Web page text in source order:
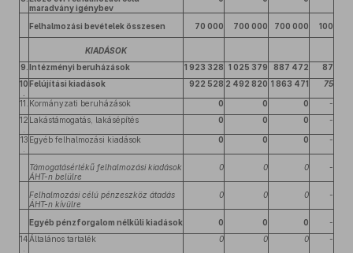
maradvány igénybev
Felhalmozási bevételek összesen 70 000 700 000 700 000 100
KIADÁSOK
9. Intézményi beruházások 1 923 328 1 025 379 887 472
87
10Felújítási kiadások 922 528 2 492 820 1 863 471 75
11. Kormányzati beruházások 0 0 0
-
12 Lakástámogatás, lakásépítés 0 0 0 -
13 Egyéb felhalmozási kiadások 0 0 0 -
Támogatásértékű felhalmozási kiadások
ÁHT-n belülre
0 0 0 -
Felhalmozási célú pénzeszköz átadás
ÁHT-n kívülre
0 0 0 -
Egyéb pénzforgalom nélküli kiadások 0 0 0
-
14Általános tartalék 0 0 0 -